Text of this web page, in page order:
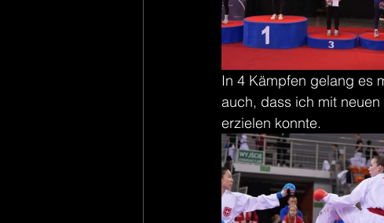
In 4 Kämpfen gelang es
auch, dass ich mit
erzielen konnte.